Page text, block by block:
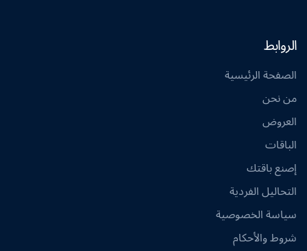
الروابط
الصفحة الرئيسية
من نحن
العروض
الباقات
إصنع باقتك
التحاليل الفردية
سياسة الخصوصية
شروط والأحكام